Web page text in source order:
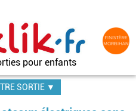
pour enfants
SORTIE ▼